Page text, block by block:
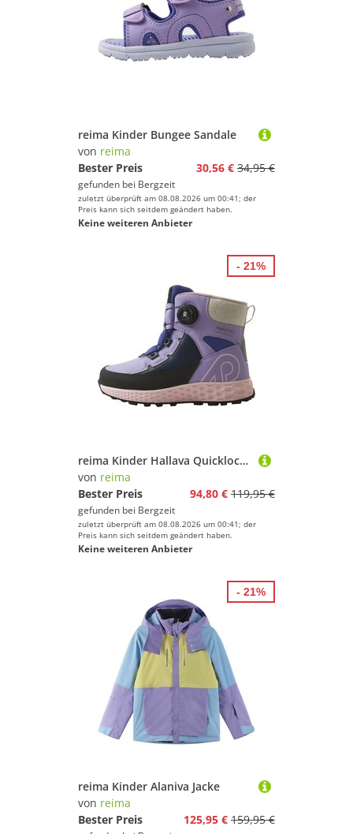
reima Kinder Bungee Sandale
von reima
Bester Preis
30,56 € 34,95 €
gefunden bei Bergzeit
zuletzt überprüft am 08.08.2026 um 00:41; der
Preis kann sich seitdem geändert haben.
Keine weiteren Anbieter
reima Kinder Hallava Quicklock Schuhe
von reima
Bester Preis
94,80 € 119,95 €
gefunden bei Bergzeit
zuletzt überprüft am 08.08.2026 um 00:41; der
Preis kann sich seitdem geändert haben.
Keine weiteren Anbieter
- 21%
reima Kinder Alaniva Jacke
von reima
Bester Preis
125,95 € 159,95 €
- 21%